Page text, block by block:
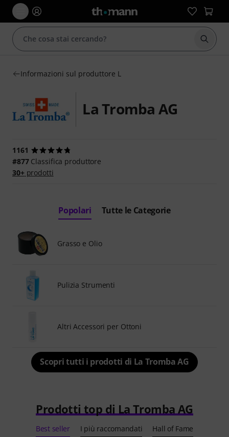
Informazioni sul produttore L
La Tromba AG
1161
#877Classifica produttore
30+prodotti
Popolari Tutte le Categorie
Grasso e Olio
Pulizia Strumenti
Altri Accessori per Ottoni
Scopri tutti i prodotti di La Tromba AG
Prodotti top di La Tromba AG
Best seller I più raccomandati Hall of Fame